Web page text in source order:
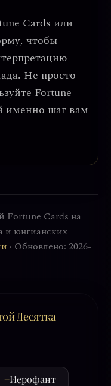
Cards или
чтобы
Не просто
Fortune
именно шаг вам
Fortune Cards на
и юнгианских
· Обновлено: 2026-
Десятка
+Иерофант